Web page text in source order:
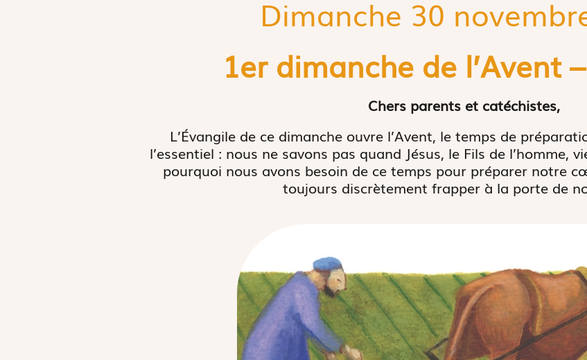
Dimanche 30
1er dimanche de l’Avent
Chers parents et catéchistes,
L’Évangile de ce dimanche ouvre l’Avent, le temps de
l’essentiel : nous ne savons pas quand Jésus, le Fils de l’homme,
pourquoi nous avons besoin de ce temps pour préparer notre
toujours discrètement frapper à la porte de